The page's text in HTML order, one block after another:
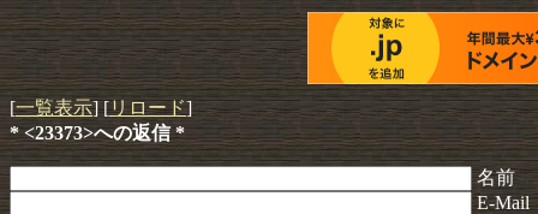
[一覧表示] [リロード]
* <23373>への返信 *
名前
E-Mail